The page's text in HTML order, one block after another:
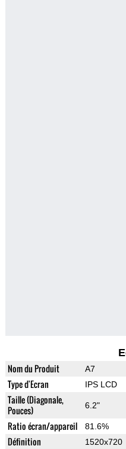
Nom du Produit A7
Type d'Ecran IPS LCD
Taille (Diagonale,
Pouces)
6.2"
Ratio écran/appareil 81.6%
Définition 1520x720